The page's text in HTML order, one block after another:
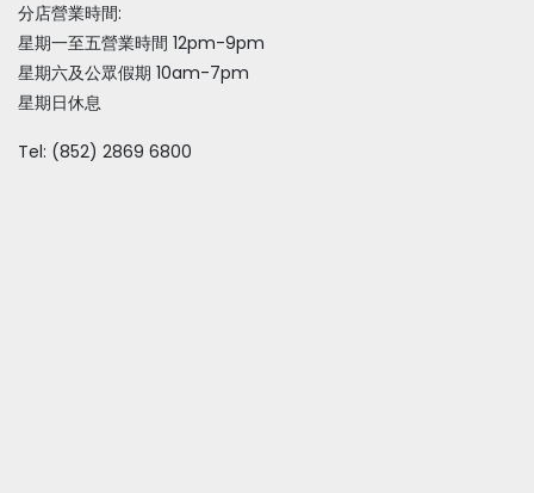
分店營業時間:
星期一至五營業時間 12pm-9pm
星期六及公眾假期 10am-7pm
星期日休息
Tel: (852) 2869 6800